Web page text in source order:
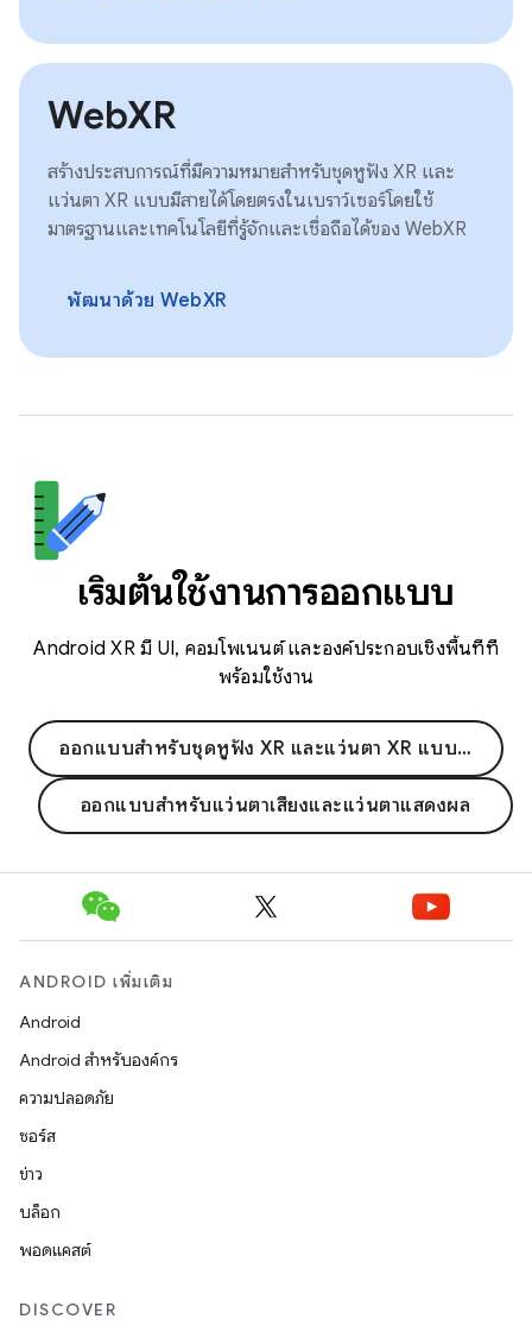
WebXR
สร้างประสบการณ์ที่มีความหมายสำหรับชุดหูฟัง XR และ
แว่นตา XR แบบมีสายได้โดยตรงในเบราว์เซอร์โดยใช้
มาตรฐานและเทคโนโลยีที่รู้จักและเชื่อถือได้ของ WebXR
พัฒนาด้วย WebXR
เริ่มต้นใช้งานการออกแบบ
Android XR มี UI, คอมโพเนนต์ และองค์ประกอบเชิงพื้นที่ที่
พร้อมใช้งาน
ออกแบบสำหรับชุดหูฟัง XR และแว่นตา XR แบบมีสาย
ออกแบบสำหรับแว่นตาเสียงและแว่นตาแสดงผล
ANDROID เพิ่มเติม
Android
Android สำหรับองค์กร
ความปลอดภัย
ซอร์ส
ข่าว
บล็อก
พอดแคสต์
DISCOVER